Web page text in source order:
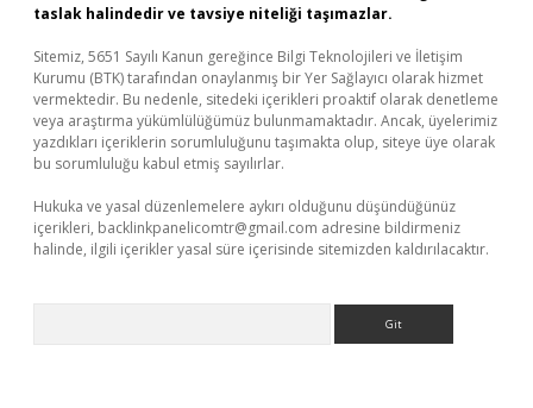
taslak halindedir ve tavsiye niteliği taşımazlar.
Sitemiz, 5651 Sayılı Kanun gereğince Bilgi Teknolojileri ve İletişim
Kurumu (BTK) tarafından onaylanmış bir Yer Sağlayıcı olarak hizmet
vermektedir. Bu nedenle, sitedeki içerikleri proaktif olarak denetleme
veya araştırma yükümlülüğümüz bulunmamaktadır. Ancak, üyelerimiz
yazdıkları içeriklerin sorumluluğunu taşımakta olup, siteye üye olarak
bu sorumluluğu kabul etmiş sayılırlar.
Hukuka ve yasal düzenlemelere aykırı olduğunu düşündüğünüz
içerikleri, backlinkpanelicomtr@gmail.com adresine bildirmeniz
halinde, ilgili içerikler yasal süre içerisinde sitemizden kaldırılacaktır.